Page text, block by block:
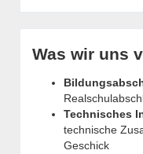
Was wir uns
Technisches
technische
Geschick